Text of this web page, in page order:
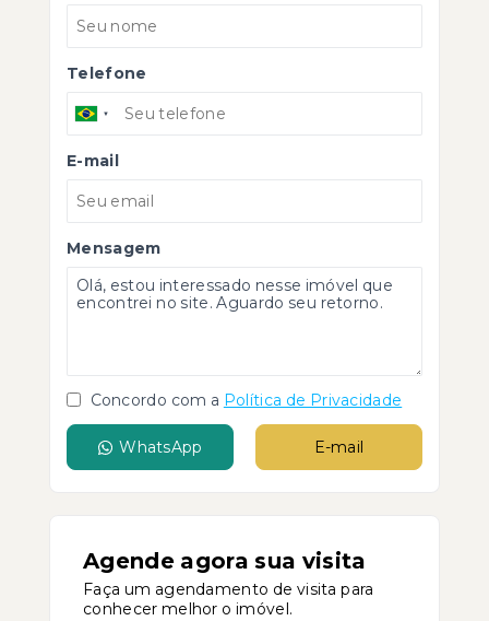
Telefone
E-mail
Mensagem
Concordo com a Política de Privacidade
WhatsApp E-mail
Agende agora sua visita
Faça um agendamento de visita para
conhecer melhor o imóvel.